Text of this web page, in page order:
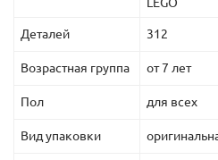
Деталей 312
Возрастная группа от 7 лет
Пол для всех
Вид упаковки